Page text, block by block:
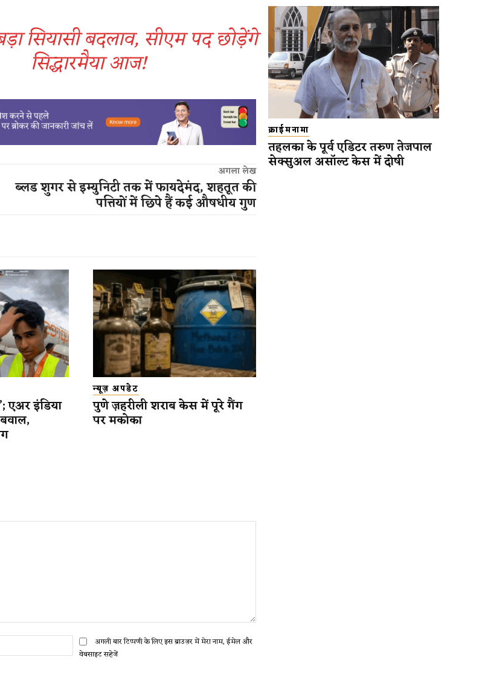
सियासी बदलाव, सीएम पद छोड़ेंगे
सिद्धारमैया आज!
अगला लेख
ब्लड शुगर से इम्युनिटी तक में फायदेमंद, शहतूत की
पत्तियों में छिपे हैं कई औषधीय गुण
एअर इंडिया
न्यूज़ अपडेट
पुणे ज़हरीली शराब केस में पूरे गैंग
पर मकोका
ईमेल:*अगली बार टिप्पणी के लिए इस ब्राउज़र में मेरा नाम, ईमेल और
वेबसाइट सहेजें
क्राईमनामा
तहलका के पूर्व एडिटर तरुण तेजपाल
सेक्सुअल असॉल्ट केस में दोषी